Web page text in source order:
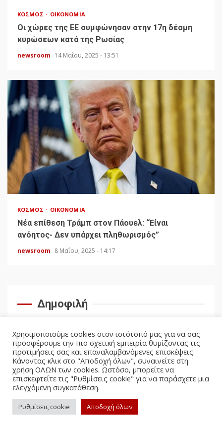
ΚΌΣΜΟΣ ΟΙΚΟΝΟΜΊΑ
Οι χώρες της ΕΕ συμφώνησαν στην 17η δέσμη
κυρώσεων κατά της Ρωσίας
newsroom 14 Μαΐου, 2025 - 13:51
ΚΌΣΜΟΣ ΟΙΚΟΝΟΜΊΑ
Νέα επίθεση Τράμπ στον Πάουελ: “Είναι
ανόητος- Δεν υπάρχει πληθωρισμός”
newsroom 8 Μαΐου, 2025 - 14:17
Δημοφιλή
Politicus.gr Copyright © All rights reserved.
Χρησιμοποιούμε cookies στον ιστότοπό μας για να σας
προσφέρουμε την πιο σχετική εμπειρία θυμίζοντας τις
προτιμήσεις σας και επαναλαμβανόμενες επισκέψεις.
Κάνοντας κλικ στο "Αποδοχή όλων", συναινείτε στη
χρήση ΟΛΩΝ των cookies. Ωστόσο, μπορείτε να
επισκεφτείτε τις "Ρυθμίσεις cookie" για να παράσχετε μια
ελεγχόμενη συγκατάθεση.
Ρυθμίσεις cookie Αποδοχή όλων